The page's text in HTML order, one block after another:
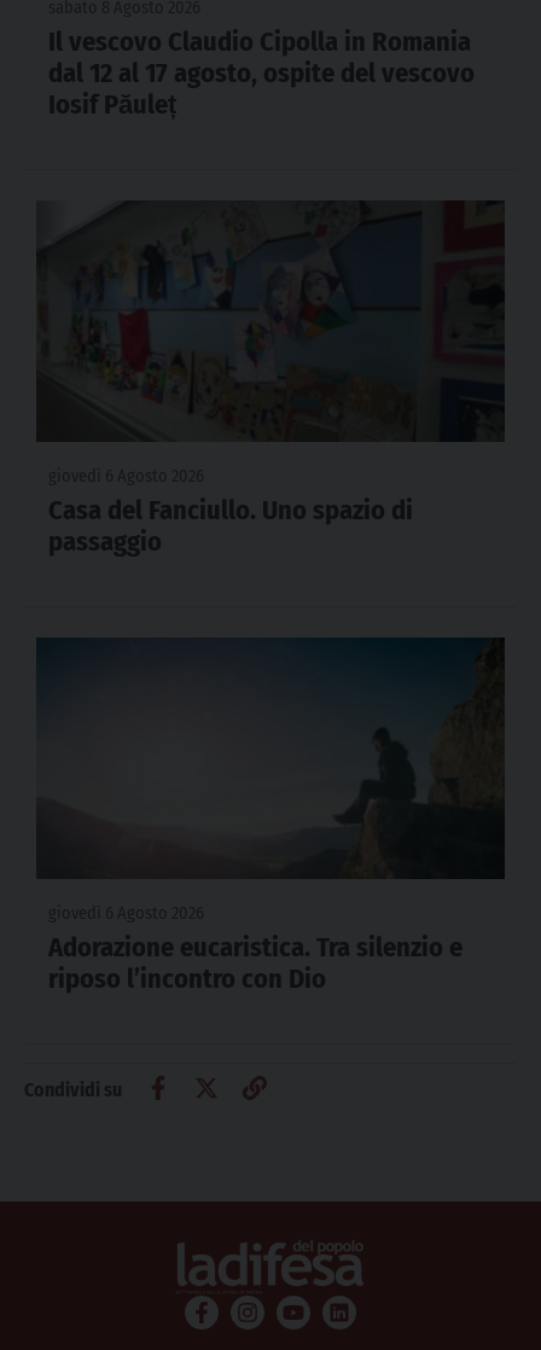
Il vescovo Claudio Cipolla in Romania
dal 12 al 17 agosto, ospite del vescovo
Iosif Păuleț
Casa del Fanciullo. Uno spazio di
passaggio
Adorazione eucaristica. Tra silenzio e
riposo l’incontro con Dio
Condividi su